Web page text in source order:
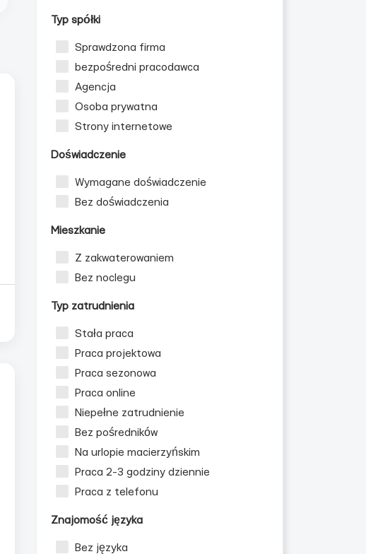
Typ spółki
Sprawdzona firma
bezpośredni pracodawca
Agencja
Osoba prywatna
Strony internetowe
Doświadczenie
Wymagane doświadczenie
Bez doświadczenia
Mieszkanie
Z zakwaterowaniem
Bez noclegu
Typ zatrudnienia
Stała praca
Praca projektowa
Praca sezonowa
Praca online
Niepełne zatrudnienie
Bez pośredników
Na urlopie macierzyńskim
Praca 2-3 godziny dziennie
Praca z telefonu
Znajomość języka
Bez języka